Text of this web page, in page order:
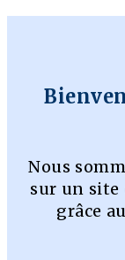
Nous
sur un site
grâce